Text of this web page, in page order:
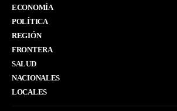
ECONOMÍA
POLÍTICA
REGIÓN
FRONTERA
SALUD
NACIONALES
LOCALES